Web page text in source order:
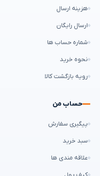
هزینه ارسال
ارسال رایگان
شماره حساب ها
نحوه خرید
رویه بازگشت کالا
حساب من
پیگیری سفارش
سبد خرید
علاقه مندی ها